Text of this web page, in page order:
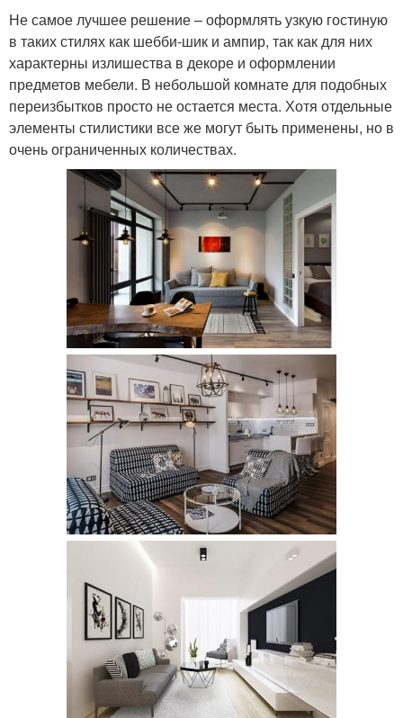
Не самое лучшее решение – оформлять узкую гостиную
в таких стилях как шебби-шик и ампир, так как для них
характерны излишества в декоре и оформлении
предметов мебели. В небольшой комнате для подобных
переизбытков просто не остается места. Хотя отдельные
элементы стилистики все же могут быть применены, но в
очень ограниченных количествах.